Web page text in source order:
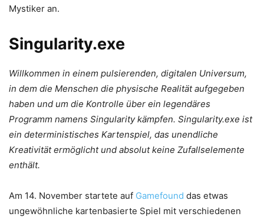
Mystiker an.
Singularity.exe
Willkommen in einem pulsierenden, digitalen Universum,
in dem die Menschen die physische Realität aufgegeben
haben und um die Kontrolle über ein legendäres
Programm namens Singularity kämpfen. Singularity.exe ist
ein deterministisches Kartenspiel, das unendliche
Kreativität ermöglicht und absolut keine Zufallselemente
enthält.
Am 14. November startete auf Gamefound das etwas
ungewöhnliche kartenbasierte Spiel mit verschiedenen